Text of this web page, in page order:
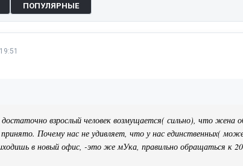
ПОПУЛЯРНЫЕ
взрослый человек возмущается( сильно), что
Почему нас не удивляет, что у нас единственных(
в новый офис, -это же мУка, правильно обращаться к